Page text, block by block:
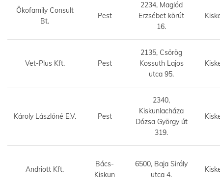
Ökofamily Consult
Bt.
Pest
2234, Maglód
Erzsébet körút
16.
Vet-Plus Kft. Pest
2135, Csörög
Kossuth Lajos
utca 95.
Károly Lászlóné E.V. Pest
2340,
Kiskunlacháza
Dózsa György út
319.
Andriott Kft.
Bács-
Kiskun
6500, Baja Sirály
utca 4.